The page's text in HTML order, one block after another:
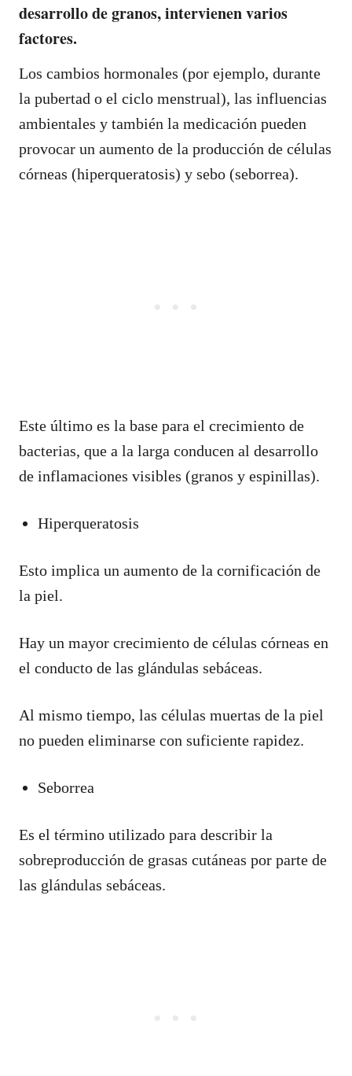
desarrollo de granos, intervienen varios
factores.
Los cambios hormonales (por ejemplo, durante
la pubertad o el ciclo menstrual), las influencias
ambientales y también la medicación pueden
provocar un aumento de la producción de células
córneas (hiperqueratosis) y sebo (seborrea).
Este último es la base para el crecimiento de
bacterias, que a la larga conducen al desarrollo
de inflamaciones visibles (granos y espinillas).
Hiperqueratosis
Esto implica un aumento de la cornificación de
la piel.
Hay un mayor crecimiento de células córneas en
el conducto de las glándulas sebáceas.
Al mismo tiempo, las células muertas de la piel
no pueden eliminarse con suficiente rapidez.
Seborrea
Es el término utilizado para describir la
sobreproducción de grasas cutáneas por parte de
las glándulas sebáceas.